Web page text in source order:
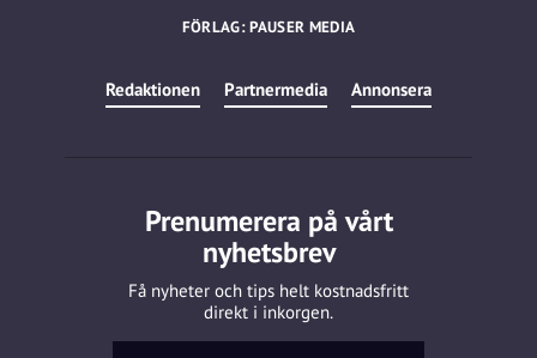
FÖRLAG: PAUSER MEDIA
Redaktionen Partnermedia Annonsera
Prenumerera på vårt
nyhetsbrev
Få nyheter och tips helt kostnadsfritt
direkt i inkorgen.